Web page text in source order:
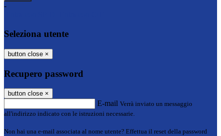
-
Seleziona utente
button close ×
Recupero password
button close ×
E-mail Verrà inviato un messaggio
all'indirizzo indicato con le istruzioni necessarie.
Non hai una e-mail associata al nome utente? Effettua il reset della password